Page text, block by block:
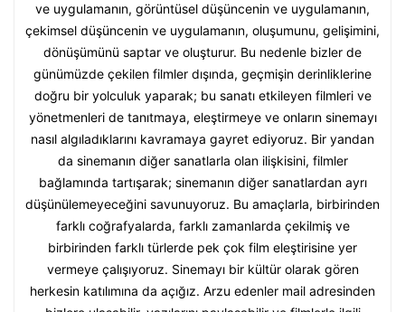
ve uygulamanın, görüntüsel düşüncenin ve uygulamanın,
çekimsel düşüncenin ve uygulamanın, oluşumunu, gelişimini,
dönüşümünü saptar ve oluşturur. Bu nedenle bizler de
günümüzde çekilen filmler dışında, geçmişin derinliklerine
doğru bir yolculuk yaparak; bu sanatı etkileyen filmleri ve
yönetmenleri de tanıtmaya, eleştirmeye ve onların sinemayı
nasıl algıladıklarını kavramaya gayret ediyoruz. Bir yandan
da sinemanın diğer sanatlarla olan ilişkisini, filmler
bağlamında tartışarak; sinemanın diğer sanatlardan ayrı
düşünülemeyeceğini savunuyoruz. Bu amaçlarla, birbirinden
farklı coğrafyalarda, farklı zamanlarda çekilmiş ve
birbirinden farklı türlerde pek çok film eleştirisine yer
vermeye çalışıyoruz. Sinemayı bir kültür olarak gören
herkesin katılımına da açığız. Arzu edenler mail adresinden